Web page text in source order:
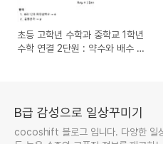
초등 고학년 수학과 중학교 1학년
수학 연결 2단원 : 약수와 배수 →
B급 감성으로 일상꾸미기
cocoshift 블로그 입니다. 다양한 일